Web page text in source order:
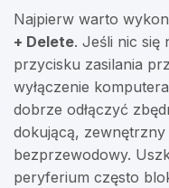
Najpierw warto
+ Delete. Jeśli nic się
przycisku zasilania
wyłączenie
dobrze odłączyć
dokującą,
bezprzewodowy.
peryferium często